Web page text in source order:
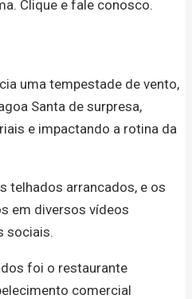
Clique e fale conosco.
uma tempestade de vento,
Santa de surpresa,
e impactando a rotina da
telhados arrancados, e os
em diversos vídeos
sociais.
foi o restaurante
comercial